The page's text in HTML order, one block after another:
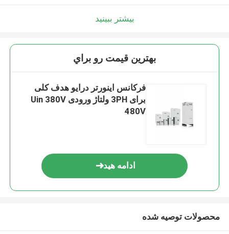
بیشتر ببینید
بهترين قيمت رو براي
فرکانس اینورتر درایو هدف کلی
برای 3PH ولتاژ ورودی Uin 380V
480V
ادامه هید
محصولات توصیه شده